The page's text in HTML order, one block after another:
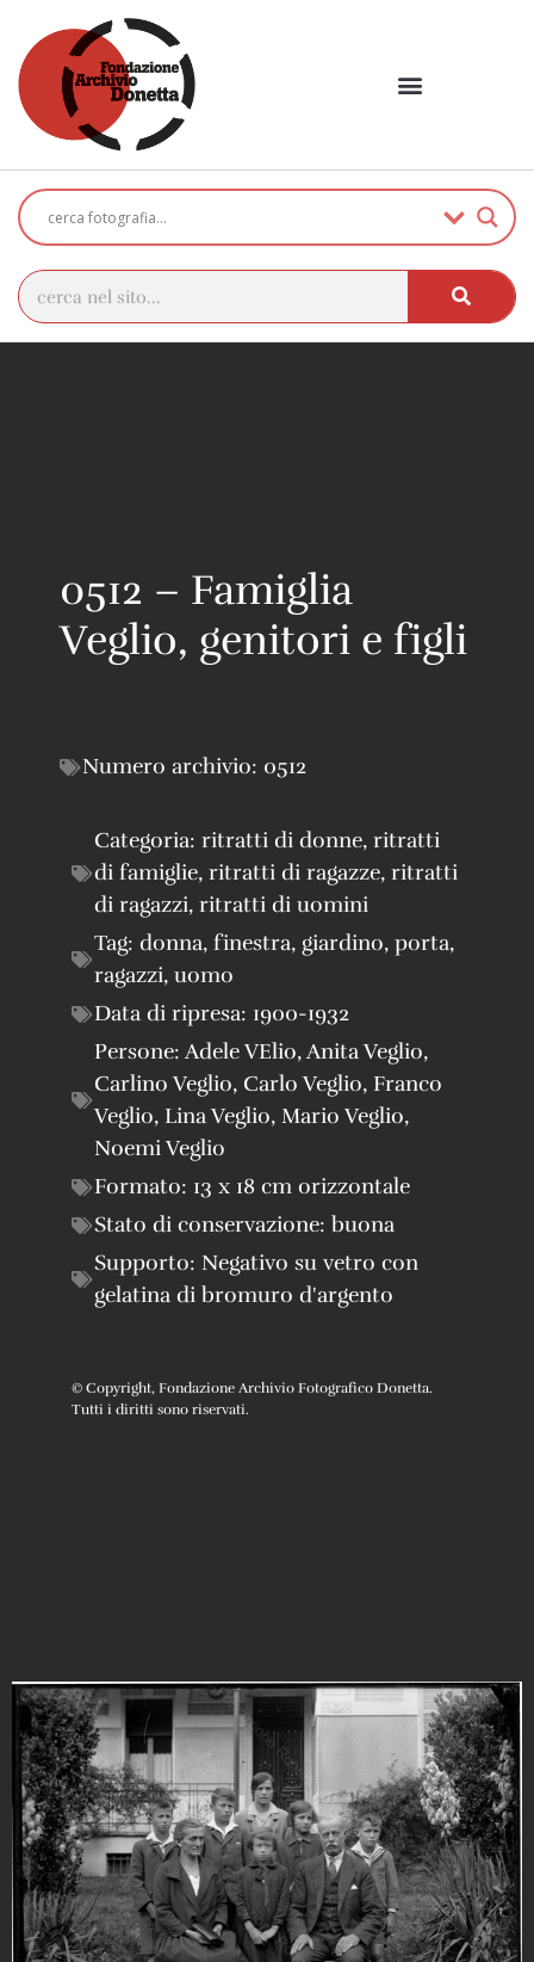
0512 – Famiglia
Veglio, genitori e figli
Numero archivio: 0512
Categoria: ritratti di donne, ritratti
di famiglie, ritratti di ragazze, ritratti
di ragazzi, ritratti di uomini
Tag: donna, finestra, giardino, porta,
ragazzi, uomo
Data di ripresa: 1900-1932
Persone: Adele VElio,Anita Veglio,
Carlino Veglio, Carlo Veglio, Franco
Veglio, Lina Veglio, Mario Veglio,
Noemi Veglio
Formato: 13 x 18 cm orizzontale
Stato di conservazione: buona
Supporto: Negativo su vetro con
gelatina di bromuro d'argento
© Copyright, Fondazione Archivio Fotografico Donetta.
Tutti i diritti sono riservati.